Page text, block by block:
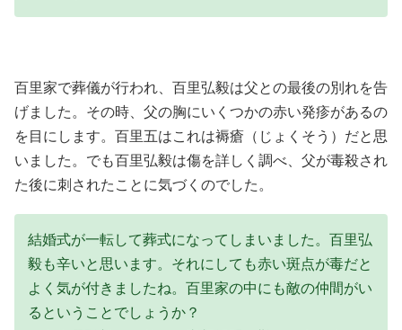
百里家で葬儀が行われ、百里弘毅は父との最後の別れを告
げました。その時、父の胸にいくつかの赤い発疹があるの
を目にします。百里五はこれは褥瘡（じょくそう）だと思
いました。でも百里弘毅は傷を詳しく調べ、父が毒殺され
た後に刺されたことに気づくのでした。
結婚式が一転して葬式になってしまいました。百里弘
毅も辛いと思います。それにしても赤い斑点が毒だと
よく気が付きましたね。百里家の中にも敵の仲間がい
るということでしょうか？